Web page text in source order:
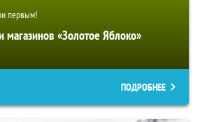
первым!
магазинов «Золотое Яблоко»
ПОДРОБНЕЕ